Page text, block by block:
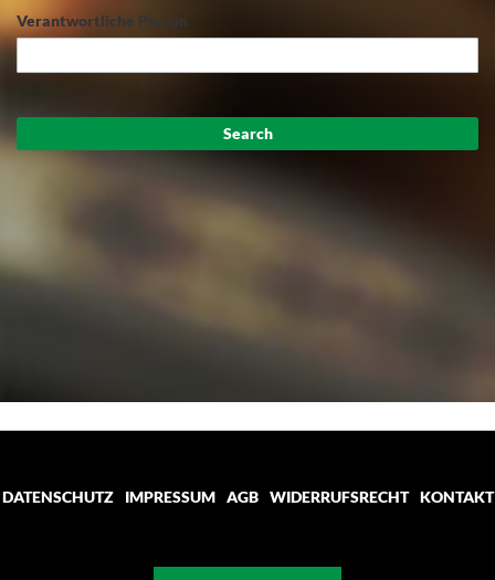
Verantwortliche Person
Search
DATENSCHUTZ IMPRESSUM AGB WIDERRUFSRECHT KONTAKT